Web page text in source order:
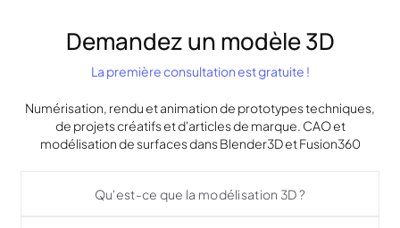
Demandez un modèle 3D
La première consultation est gratuite !
Numérisation, rendu et animation de prototypes techniques,
de projets créatifs et d'articles de marque. CAO et
modélisation de surfaces dans Blender3D et Fusion360
Qu'est-ce que la modélisation 3D ?